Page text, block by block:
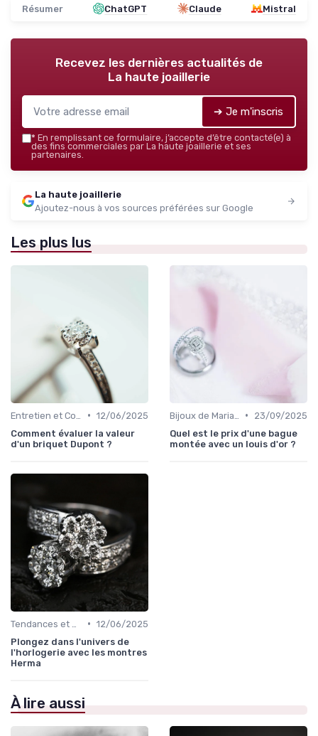
Résumer ChatGPT Claude Mistral
Recevez les dernières actualités de
La haute joaillerie
➔ Je m'inscris
* En remplissant ce formulaire, j’accepte d’être contacté(e) à
des fins commerciales par La haute joaillerie et ses
partenaires.
La haute joaillerie
Ajoutez-nous à vos sources préférées sur Google
Les plus lus
• 12/06/2025
Comment évaluer la valeur
d'un briquet Dupont ?
•
23/09/2025
Quel est le prix d'une bague
montée avec un louis d'or ?
• 12/06/2025
Plongez dans l'univers de
l'horlogerie avec les montres
Herma
À lire aussi